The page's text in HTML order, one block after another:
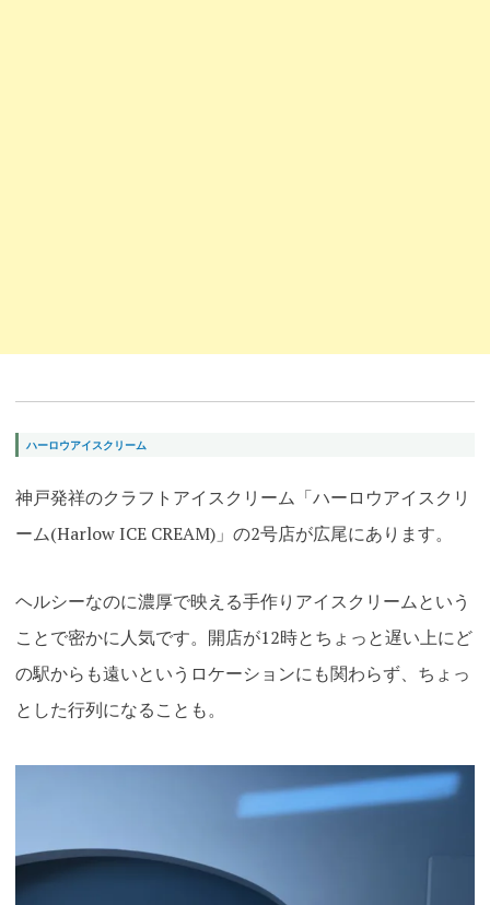
ハーロウアイスクリーム
神戸発祥のクラフトアイスクリーム「ハーロウアイスクリ
ーム(Harlow ICE CREAM)」の2号店が広尾にあります。
ヘルシーなのに濃厚で映える手作りアイスクリームという
ことで密かに人気です。開店が12時とちょっと遅い上にど
の駅からも遠いというロケーションにも関わらず、ちょっ
とした行列になることも。